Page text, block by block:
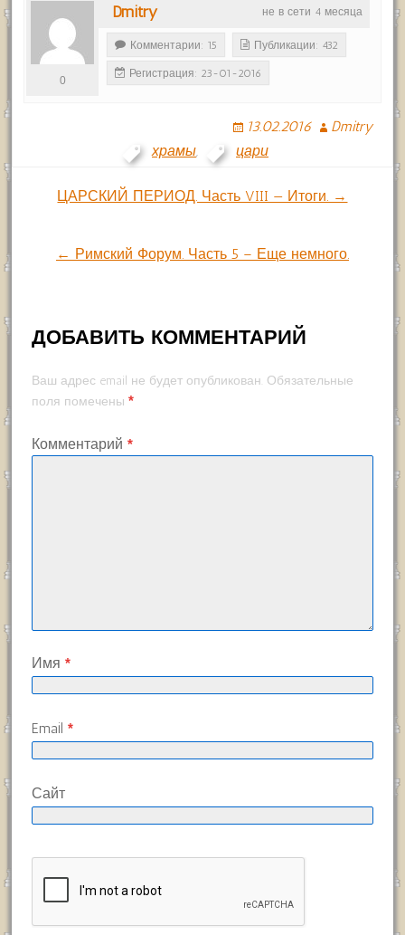
не в сети 4 месяца
Dmitry
0
Комментарии: 15 Публикации: 432
Регистрация: 23-01-2016
13.02.2016
Dmitry
храмы, цари
Навигация
ЦАРСКИЙ ПЕРИОД. Часть VIII — Итоги. →
← Римский Форум. Часть 5 – Еще немного.
ДОБАВИТЬ КОММЕНТАРИЙ
Ваш адрес email не будет опубликован. Обязательные
поля помечены *
Комментарий *
Имя *
Email *
Сайт